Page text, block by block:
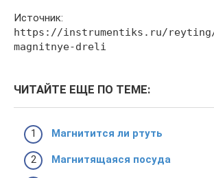
Источник:
https://instrumentiks.ru/
magnitnye-dreli
ЧИТАЙТЕ ЕЩЕ ПО ТЕМЕ:
Магнитится ли ртуть
Магнитящаяся посуда